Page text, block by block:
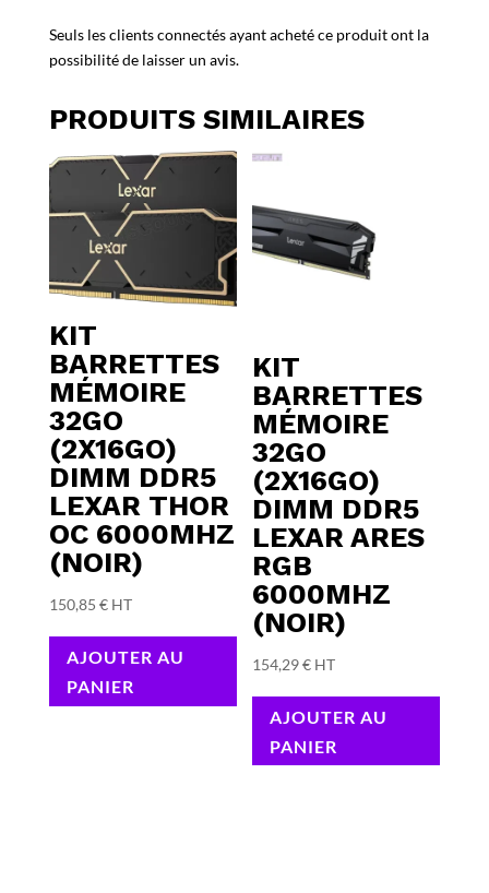
Seuls les clients connectés ayant acheté ce produit ont la
possibilité de laisser un avis.
PRODUITS SIMILAIRES
KIT
BARRETTES
MÉMOIRE
32GO
(2X16GO)
DIMM DDR5
LEXAR THOR
OC 6000MHZ
(NOIR)
150,85 € HT
AJOUTER AU
PANIER
KIT
BARRETTES
MÉMOIRE
32GO
(2X16GO)
DIMM DDR5
LEXAR ARES
RGB
6000MHZ
(NOIR)
154,29€ HT
AJOUTER AU
PANIER